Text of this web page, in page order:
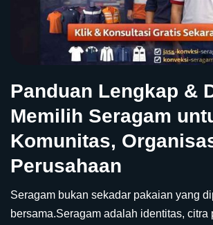
Panduan Lengkap &
Memilih Seragam
Komunitas,
Perusahaan
Seragam bukan sekadar pakaian yang
bersama.Seragam adalah identitas, citra